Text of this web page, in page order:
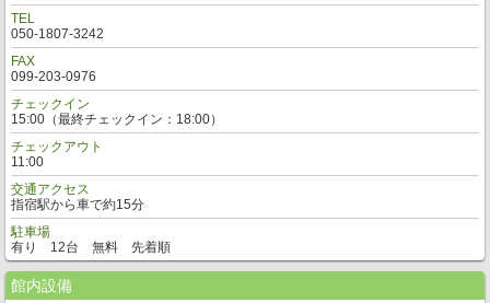
TEL
050-1807-3242
FAX
099-203-0976
チェックイン
15:00（最終チェックイン：18:00）
チェックアウト
11:00
交通アクセス
指宿駅から車で約15分
駐車場
有り 12台 無料 先着順
館内設備